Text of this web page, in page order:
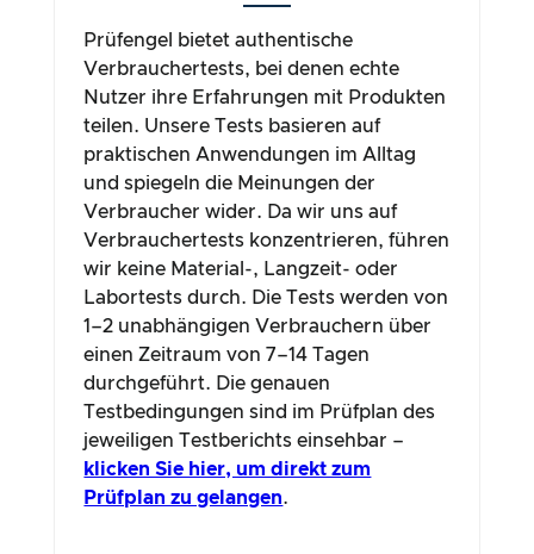
Prüfengel bietet authentische
Verbrauchertests, bei denen echte
Nutzer ihre Erfahrungen mit Produkten
teilen. Unsere Tests basieren auf
praktischen Anwendungen im Alltag
und spiegeln die Meinungen der
Verbraucher wider. Da wir uns auf
Verbrauchertests konzentrieren, führen
wir keine Material-, Langzeit- oder
Labortests durch. Die Tests werden von
1–2 unabhängigen Verbrauchern über
einen Zeitraum von 7–14 Tagen
durchgeführt. Die genauen
Testbedingungen sind im Prüfplan des
jeweiligen Testberichts einsehbar –
klicken Sie hier, um direkt zum
Prüfplan zu gelangen.